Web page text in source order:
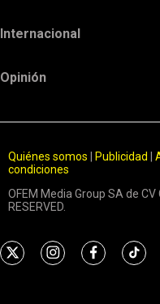
Internacional
Opinión
Quiénes somos Publicidad
condiciones
OFEM Media Group SA de CV
RESERVED.
t
i
f
t